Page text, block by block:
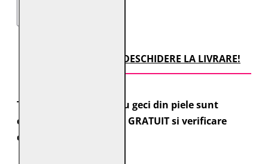
TRANSPORT CU DESCHIDERE LA LIVRARE!
Toate comenzile pentru geci din piele sunt
expediate cu transport GRATUIT si verificare
colet.